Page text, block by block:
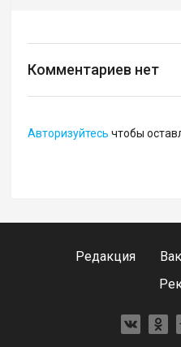
Комментариев нет
Авторизуйтесь чтобы
Редакция